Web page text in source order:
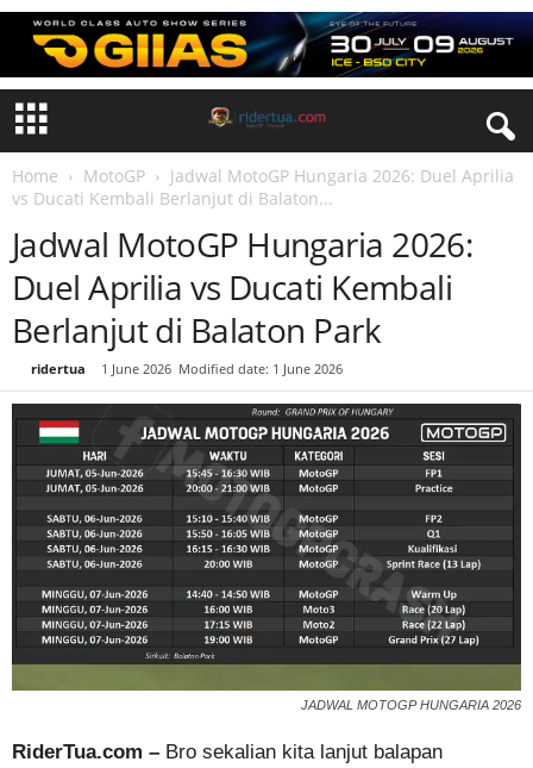
Home MotoGP
Jadwal MotoGP Hungaria 2026: Duel Aprilia
vs Ducati Kembali Berlanjut di Balaton...
Jadwal MotoGP Hungaria 2026:
Duel Aprilia vs Ducati Kembali
Berlanjut di Balaton Park
ridertua 1 June 2026 Modified date: 1 June 2026
JADWAL MOTOGP HUNGARIA 2026
RiderTua.com – Bro sekalian kita lanjut balapan